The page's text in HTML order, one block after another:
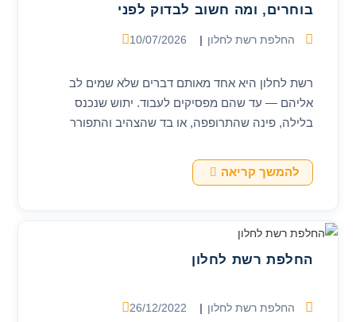
בוחרים, ומה חשוב לבדוק לפני
קטגוריה:החלפת רשת לחלון פורסם:
10/07/2026
רשת לחלון היא אחד מאותם דברים שלא שמים לב
אליהם — עד שהם מפסיקים לעבוד. יתוש שנכנס
בלילה, פינה שהתרופפה, או בד שהצהיב והתפורר
להמשך קריאההחלפת
רשת
ומה
החלפת רשת לחלון
קטגוריה:החלפת רשת לחלון פורסם:
26/12/2022